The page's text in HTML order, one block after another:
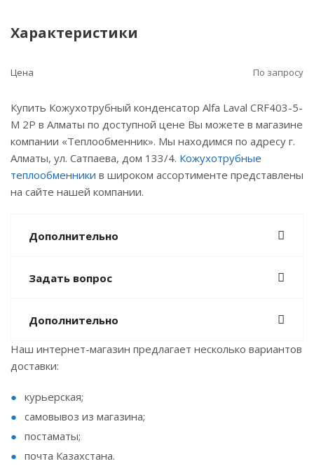
Характеристики
Цена По запросу
Купить Кожухотрубный конденсатор Alfa Laval CRF403-5-
M 2P в Алматы по доступной цене Вы можете в магазине
компании «Теплообменник». Мы находимся по адресу г.
Алматы, ул. Сатпаева, дом 133/4. Кожухотрубные
теплообменники в широком ассортименте представлены
на сайте нашей компании.
Дополнительно
Задать вопрос
Дополнительно
Наш интернет-магазин предлагает несколько вариантов
доставки:
курьерская;
самовывоз из магазина;
постаматы;
почта Казахстана.